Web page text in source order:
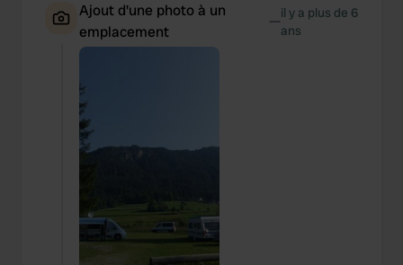
Ajout d'une photo à un
emplacement
—il y a plus de 6
ans